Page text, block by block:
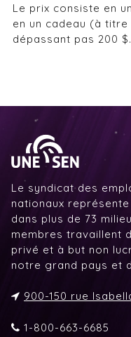
Le prix consiste en
en un cadeau (à
dépassant pas 200 $.
Le syndicat des
nationaux
dans plus de 73
membres travaillent
privé et à but non
notre grand pays et
900-150 rue
1-800-663-6685